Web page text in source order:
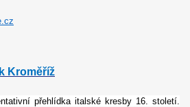
Kroměříž
přehlídka italské kresby 16. století.